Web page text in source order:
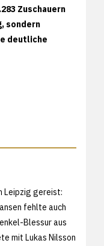
Zuschauern
sondern
deutliche
Leipzig gereist:
fehlte auch
Blessur aus
mit Lukas Nilsson